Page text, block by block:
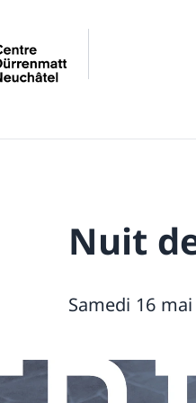
Nuit
Samedi 16